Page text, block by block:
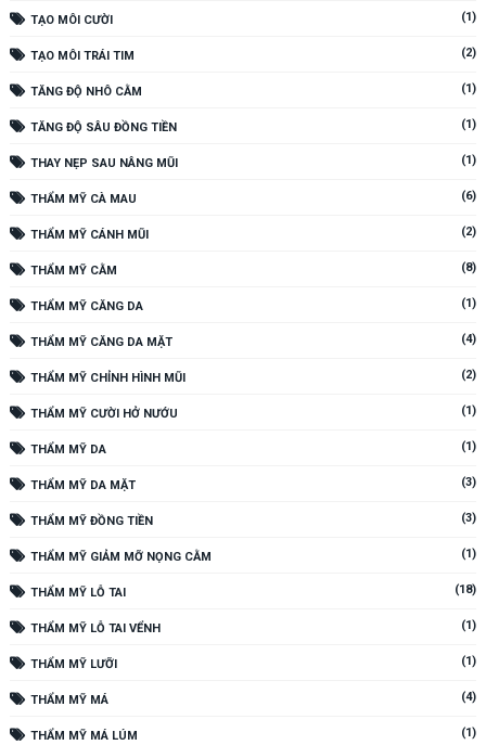
TẠO MÔI CƯỜI (1)
TẠO MÔI TRÁI TIM (2)
TĂNG ĐỘ NHÔ CẰM (1)
TĂNG ĐỘ SÂU ĐỒNG TIỀN (1)
THAY NẸP SAU NÂNG MŨI (1)
THẨM MỸ CÀ MAU (6)
THẨM MỸ CÁNH MŨI (2)
THẨM MỸ CẰM (8)
THẨM MỸ CĂNG DA (1)
THẨM MỸ CĂNG DA MẶT (4)
THẨM MỸ CHỈNH HÌNH MŨI (2)
THẨM MỸ CƯỜI HỞ NƯỚU (1)
THẨM MỸ DA (1)
THẨM MỸ DA MẶT (3)
THẨM MỸ ĐỒNG TIỀN (3)
THẨM MỸ GIẢM MỠ NỌNG CẰM (1)
THẨM MỸ LỖ TAI (18)
THẨM MỸ LỖ TAI VỂNH (1)
THẨM MỸ LƯỠI (1)
THẨM MỸ MÁ (4)
THẨM MỸ MÁ LÚM (1)